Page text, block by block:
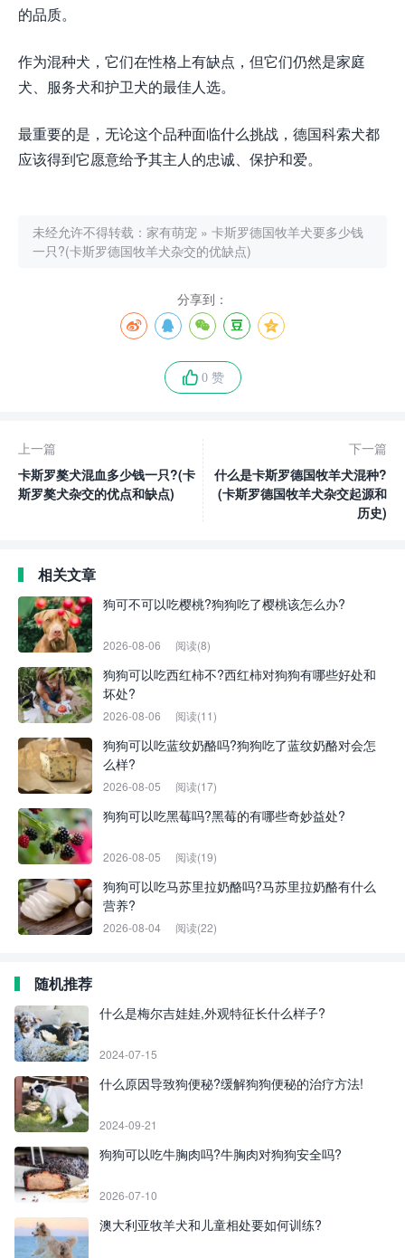
的品质。
作为混种犬，它们在性格上有缺点，但它们仍然是家庭
犬、服务犬和护卫犬的最佳人选。
最重要的是，无论这个品种面临什么挑战，德国科索犬都
应该得到它愿意给予其主人的忠诚、保护和爱。
未经允许不得转载： 家有萌宠 » 卡斯罗德国牧羊犬要多少钱
一只?(卡斯罗德国牧羊犬杂交的优缺点)
分享到：
0 赞
上一篇
卡斯罗獒犬混血多少钱一只?(卡
斯罗獒犬杂交的优点和缺点)
下一篇
什么是卡斯罗德国牧羊犬混种?
(卡斯罗德国牧羊犬杂交起源和
历史)
相关文章
狗可不可以吃樱桃?狗狗吃了樱桃该怎么办?
2026-08-06 阅读(8)
狗狗可以吃西红柿不?西红柿对狗狗有哪些好处和
坏处?
2026-08-06 阅读(11)
狗狗可以吃蓝纹奶酪吗?狗狗吃了蓝纹奶酪对会怎
么样?
2026-08-05 阅读(17)
狗狗可以吃黑莓吗?黑莓的有哪些奇妙益处?
2026-08-05 阅读(19)
狗狗可以吃马苏里拉奶酪吗?马苏里拉奶酪有什么
营养?
2026-08-04 阅读(22)
随机推荐
什么是梅尔吉娃娃,外观特征长什么样子?
2024-07-15
什么原因导致狗便秘?缓解狗狗便秘的治疗方法!
2024-09-21
狗狗可以吃牛胸肉吗?牛胸肉对狗狗安全吗?
2026-07-10
澳大利亚牧羊犬和儿童相处要如何训练?